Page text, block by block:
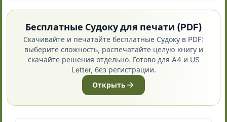
Бесплатные Судоку для печати (PDF)
Скачивайте и печатайте бесплатные Судоку в PDF:
выберите сложность, распечатайте целую книгу и
скачайте решения отдельно. Готово для A4 и US
Letter, без регистрации.
Открыть